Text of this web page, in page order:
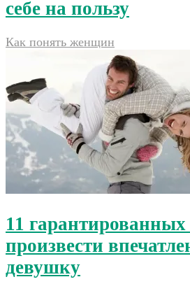
себе на пользу
Как понять женщин
11 гарантированных
произвести
девушку